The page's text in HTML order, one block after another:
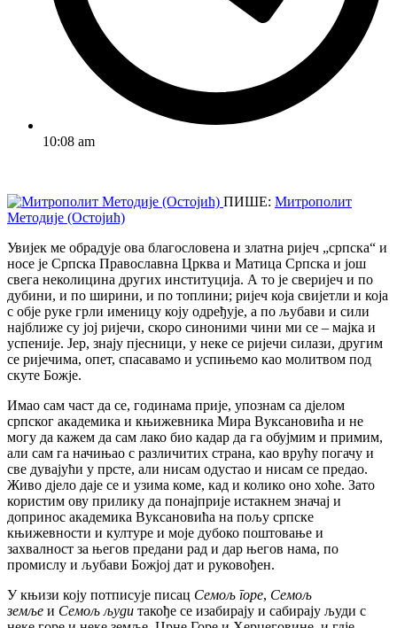
10:08 am
ПИШЕ: Митрополит
Методије (Остојић)
Увијек ме обрадује ова благословена и златна ријеч „српска“ и
носе је Српска Православна Црква и Матица Српска и још
свега неколицина других институција. А то је сверијеч и по
дубини, и по ширини, и по топлини; ријеч која свијетли и која
с обје руке грли именицу коју одређује, а по љубави и сили
најближе су јој ријечи, скоро синоними чини ми се – мајка и
успеније. Јер, знају пјесници, у неке се ријечи силази, другим
се ријечима, опет, спасавамо и успињемо као молитвом под
скуте Божје.
Имао сам част да се, годинама прије, упознам са дјелом
српског академика и књижевника Мира Вуксановића и не
могу да кажем да сам лако био кадар да га обујмим и примим,
али сам га начињао с различитих страна, као врућу погачу и
све дувајући у прсте, али нисам одустао и нисам се предао.
Живо дјело даје се и узима коме, кад и колико оно хоће. Зато
користим ову прилику да понајприје истакнем значај и
допринос академика Вуксановића на пољу српске
књижевности и културе и моје дубоко поштовање и
захвалност за његов предани рад и дар његов нама, по
промислу и љубави Божјој дат и руковођен.
У књизи коју потписује писац Семољ горе, Семољ
земље и Семољ људи такође се изабирају и сабирају људи с